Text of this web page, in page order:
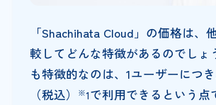
「Shachihata Cloud」の価格は、
較してどんな特徴があるのでしょ
も特徴的なのは、1ユーザーにつ
（税込）
※1で利用できるという点